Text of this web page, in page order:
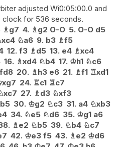
adjusted Wî0:05:00.0 and
clock for 536 seconds.
♗g7 4. ♗g2 O-O 5. O-O d5
xc4 ♘a6 9. b3 ♗f5
12. f3 ♗d5 13. e4 ♗xc4
16. ♗xd4 ♘b4 17. ♔h1 ♘c6
fd8 20. ♗h3 e6 21. ♗f1 ♖xd1
xg7 24. ♖c1 ♖c7
xc7 27. ♗d3 ♘xf3
30. ♔g2 ♘c3 31. a4 ♘xb3
34. ♘e5 ♘d6 35. ♔g1 a6
♗e2 ♘b5 39. ♘b4 ♘c7
42. ♔e3 f5 43. ♗e2 ♔d6